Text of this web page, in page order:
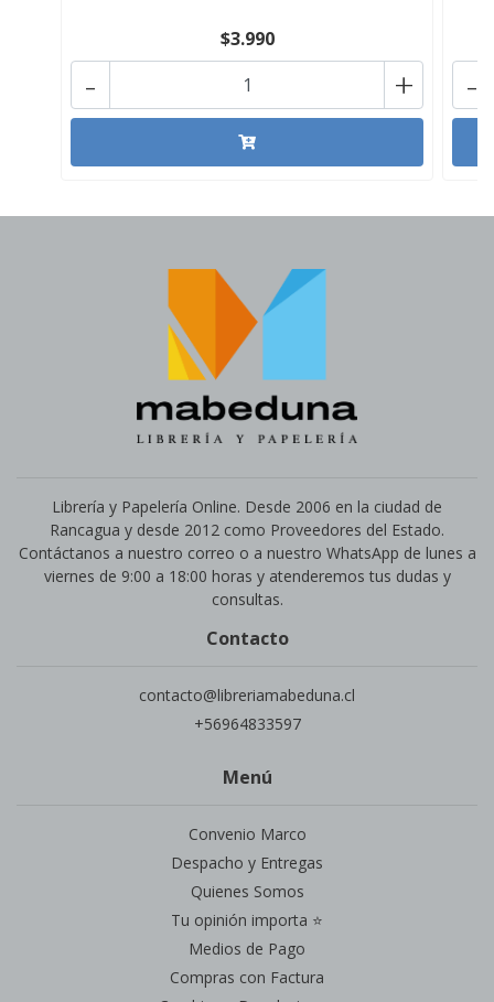
$3.990
+
- -
Librería y Papelería Online. Desde 2006 en la ciudad de
Rancagua y desde 2012 como Proveedores del Estado.
Contáctanos a nuestro correo o a nuestro WhatsApp de lunes a
viernes de 9:00 a 18:00 horas y atenderemos tus dudas y
consultas.
Contacto
contacto@libreriamabeduna.cl
+56964833597
Menú
Convenio Marco
Despacho y Entregas
Quienes Somos
Tu opinión importa ⭐
Medios de Pago
Compras con Factura